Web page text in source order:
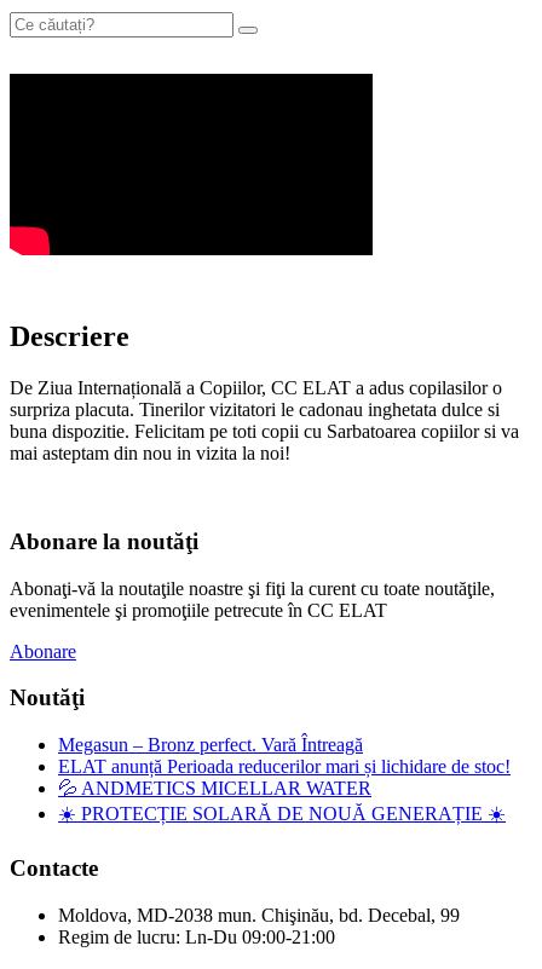
Descriere
De Ziua Internațională a Copiilor, CC ELAT a adus copilasilor o
surpriza placuta. Tinerilor vizitatori le cadonau inghetata dulce si
buna dispozitie. Felicitam pe toti copii cu Sarbatoarea copiilor si va
mai asteptam din nou in vizita la noi!
Abonare la noutăţi
Abonaţi-vă la noutaţile noastre şi fiţi la curent cu toate noutăţile,
evenimentele şi promoţiile petrecute în CC ELAT
Abonare
Noutăţi
Megasun – Bronz perfect. Vară Întreagă
ELAT anunță Perioada reducerilor mari și lichidare de stoc!
💦 ANDMETICS MICELLAR WATER
☀️ PROTECȚIE SOLARĂ DE NOUĂ GENERAȚIE ☀️
Contacte
Moldova, MD-2038 mun. Chişinău, bd. Decebal, 99
Regim de lucru: Ln-Du 09:00-21:00